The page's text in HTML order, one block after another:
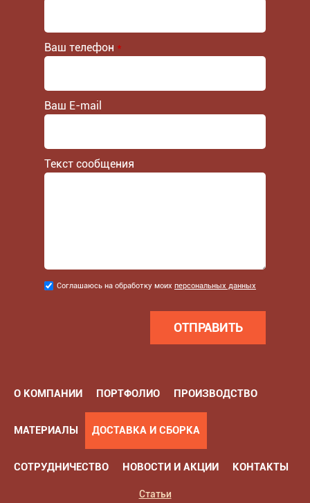
Ваш телефон *
Ваш E-mail
Текст сообщения
Соглашаюсь
Соглашаюсь на обработку моих персональных данных
О КОМПАНИИ ПОРТФОЛИО ПРОИЗВОДСТВО
МАТЕРИАЛЫ ДОСТАВКА И СБОРКА
СОТРУДНИЧЕСТВО НОВОСТИ И АКЦИИ КОНТАКТЫ
Статьи